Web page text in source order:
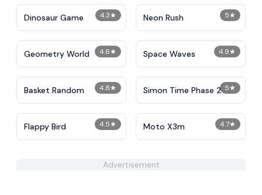
4.3★
Dinosaur Game 5★
Neon Rush
4.6★
Geometry World 4.9★
Space Waves
4.8★
Basket Random 5★
Simon Time Phase 2
4.5★
Flappy Bird 4.7★
Moto X3m
Advertisement